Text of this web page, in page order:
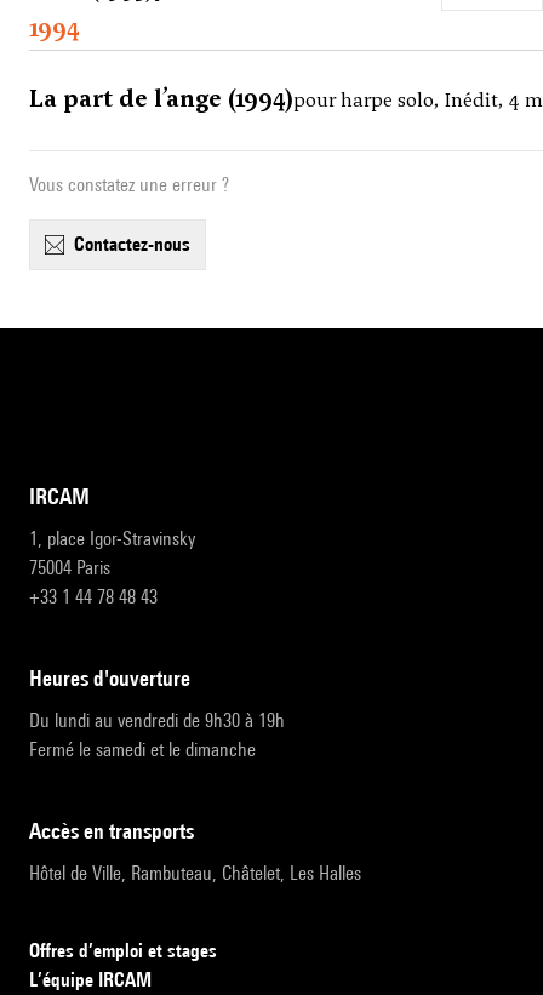
1994
La part de l’ange (1994)pour harpe solo, Inédit, 4
Vous constatez une erreur ?
contactez-nous
IRCAM
1, place Igor-Stravinsky
75004 Paris
+33 1 44 78 48 43
heures d'ouverture
Du lundi au vendredi de 9h30 à 19h
Fermé le samedi et le dimanche
accès en transports
Hôtel de Ville, Rambuteau, Châtelet, Les Halles
Offres d’emploi et stages
L’équipe IRCAM